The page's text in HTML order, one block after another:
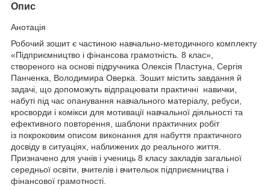
Опис
Анотація
Робочий зошит є частиною навчально-методичного комплекту
«Підприємництво і фінансова грамотність. 8 клас»,
створеного на основі підручника Олексія Пластуна, Сергія
Панченка, Володимира Оверка. Зошит містить завдання й
задачі, що допоможуть відпрацювати практичні навички,
набуті під час опанування навчального матеріалу, ребуси,
кросворди і комікси для мотивації навчальної діяльності та
ефективного повторення, шаблони практичних робіт
із покроковим описом виконання для набуття практичного
досвіду в ситуаціях, наближених до реального життя.
Призначено для учнів і учениць 8 класу закладів загальної
середньої освіти, вчителів і вчительок підприємництва і
фінансової грамотності.